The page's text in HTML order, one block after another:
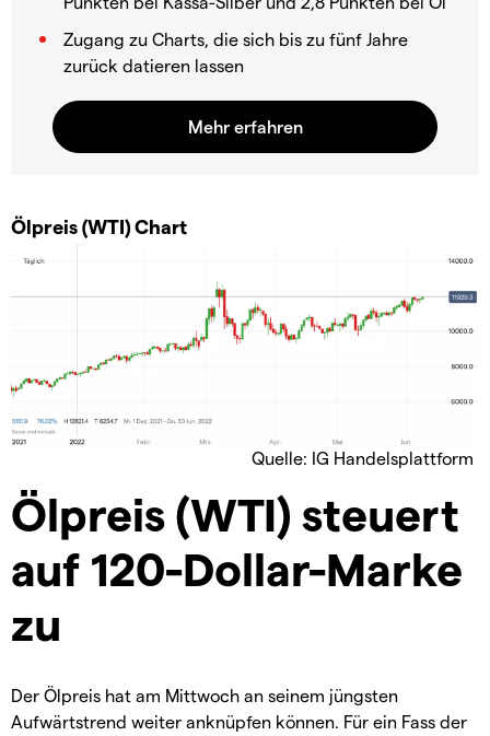
Zugang zu Charts, die sich bis zu fünf Jahre
zurück datieren lassen
Ölpreis (WTI) Chart
Quelle: IG Handelsplattform
Ölpreis (WTI) steuert
auf 120-Dollar-Marke
zu
Der Ölpreis hat am Mittwoch an seinem jüngsten
Aufwärtstrend weiter anknüpfen können. Für ein Fass der